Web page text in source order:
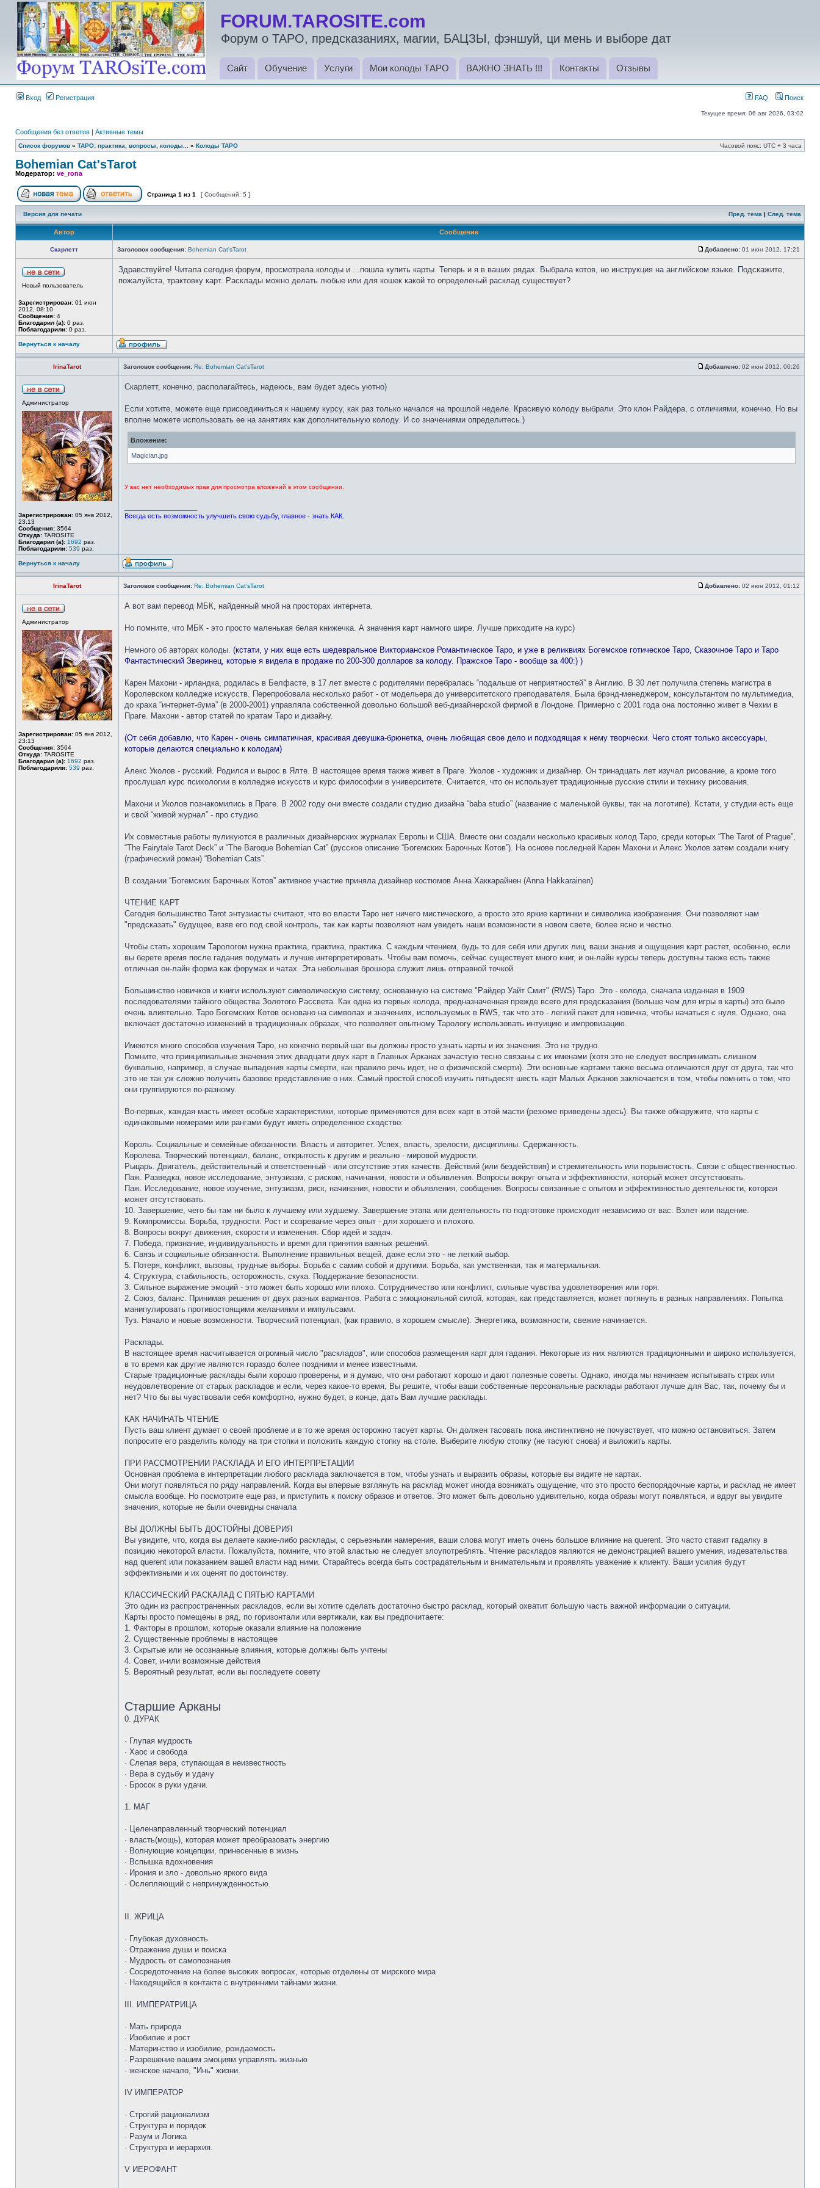
FORUM.TAROSITE.com
Форум о ТАРО, предсказаниях, магии, БАЦЗЫ, фэншуй, ци мень и выборе дат
Сайт Обучение Услуги Мои колоды ТАРО ВАЖНО ЗНАТЬ !!! Контакты Отзывы
Вход Регистрация FAQ Поиск
Текущее время: 06 авг 2026, 03:02
Сообщения без ответов | Активные темы
Список форумов » ТАРО: практика, вопросы, колоды... » Колоды ТАРО Часовой пояс: UTC + 3 часа
Bohemian Cat'sTarot
Модератор: ve_rona
Страница 1 из 1 [ Сообщений: 5 ]
Версия для печати Пред. тема | След. тема
Автор Сообщение
Скарлетт Заголовок сообщения: Bohemian Cat'sTarot Добавлено: 01 июн 2012, 17:21
Новый пользователь
Зарегистрирован: 01 июн
2012, 08:10
Сообщения: 4
Благодарил (а): 0 раз.
Поблагодарили: 0 раз.
Здравствуйте! Читала сегодня форум, просмотрела колоды и....пошла купить карты. Теперь и я в ваших рядах. Выбрала котов, но инструкция на английском языке. Подскажите,
пожалуйста, трактовку карт. Расклады можно делать любые или для кошек какой то определеный расклад существует?
Вернуться к началу
IrinaTarot Заголовок сообщения: Re: Bohemian Cat'sTarot Добавлено: 02 июн 2012, 00:26
Администратор
Зарегистрирован: 05 янв 2012,
23:13
Сообщения: 3564
Откуда: TAROSITE
Благодарил (а): 1692 раз.
Поблагодарили: 539 раз.
Скарлетт, конечно, располагайтесь, надеюсь, вам будет здесь уютно)
Если хотите, можете еще присоединиться к нашему курсу, как раз только начался на прошлой неделе. Красивую колоду выбрали. Это клон Райдера, с отличиями, конечно. Но вы
вполне можете использовать ее на занятиях как дополнительную колоду. И со значениями определитесь.)
Вложение:
Magician.jpg
У вас нет необходимых прав для просмотра вложений в этом сообщении.
Всегда есть возможность улучшить свою судьбу, главное - знать КАК.
Вернуться к началу
IrinaTarot Заголовок сообщения: Re: Bohemian Cat'sTarot Добавлено: 02 июн 2012, 01:12
Администратор
Зарегистрирован: 05 янв 2012,
23:13
Сообщения: 3564
Откуда: TAROSITE
Благодарил (а): 1692 раз.
Поблагодарили: 539 раз.
А вот вам перевод МБК, найденный мной на просторах интернета.
Но помните, что МБК - это просто маленькая белая книжечка. А значения карт намного шире. Лучше приходите на курс)
Немного об авторах колоды. (кстати, у них еще есть шедевральное Викторианское Романтическое Таро, и уже в реликвиях Богемское готическое Таро, Сказочное Таро и Таро
Фантастический Зверинец, которые я видела в продаже по 200-300 долларов за колоду. Пражское Таро - вообще за 400:) )
Карен Махони - ирландка, родилась в Белфасте, в 17 лет вместе с родителями перебралась “подальше от неприятностей” в Англию. В 30 лет получила степень магистра в
Королевском колледже искусств. Перепробовала несколько работ - от модельера до университетского преподавателя. Была брэнд-менеджером, консультантом по мультимедиа,
до краха “интернет-бума” (в 2000-2001) управляла собственной довольно большой веб-дизайнерской фирмой в Лондоне. Примерно с 2001 года она постоянно живет в Чехии в
Праге. Махони - автор статей по кратам Таро и дизайну.
(От себя добавлю, что Карен - очень симпатичная, красивая девушка-брюнетка, очень любящая свое дело и подходящая к нему творчески. Чего стоят только аксессуары,
которые делаются специально к колодам)
Алекс Уколов - русский. Родился и вырос в Ялте. В настоящее время также живет в Праге. Уколов - художник и дизайнер. Он тринадцать лет изучал рисование, а кроме того
прослушал курс психологии в колледже искусств и курс философии в университете. Считается, что он использует традиционные русские стили и технику рисования.
Махони и Уколов познакомились в Праге. В 2002 году они вместе создали студию дизайна “baba studio” (название с маленькой буквы, так на логотипе). Кстати, у студии есть еще
и свой “живой журнал” - про студию.
Их совместные работы пуликуются в различных дизайнерских журналах Европы и США. Вместе они создали несколько красивых колод Таро, среди которых “The Tarot of Prague”,
“The Fairytale Tarot Deck” и “The Baroque Bohemian Cat” (русское описание “Богемских Барочных Котов”). На основе последней Карен Махони и Алекс Уколов затем создали книгу
(графический роман) “Bohemian Cats”.
В создании “Богемских Барочных Котов” активное участие приняла дизайнер костюмов Анна Хаккарайнен (Anna Hakkarainen).
ЧТЕНИЕ КАРТ
Сегодня большинство Tarot энтузиасты считают, что во власти Таро нет ничего мистического, а просто это яркие картинки и символика изображения. Они позволяют нам
"предсказать" будущее, взяв его под свой контроль, так как карты позволяют нам увидеть наши возможности в новом свете, более ясно и честно.
Чтобы стать хорошим Тарологом нужна практика, практика, практика. С каждым чтением, будь то для себя или других лиц, ваши знания и ощущения карт растет, особенно, если
вы берете время после гадания подумать и лучше интерпретировать. Чтобы вам помочь, сейчас существует много книг, и он-лайн курсы теперь доступны также есть также
отличная он-лайн форма как форумах и чатах. Эта небольшая брошюра служит лишь отправной точкой.
Большинство новичков и книги используют символическую систему, основанную на системе "Райдер Уайт Смит" (RWS) Таро. Это - колода, сначала изданная в 1909
последователями тайного общества Золотого Рассвета. Как одна из первых колода, предназначенная прежде всего для предсказания (больше чем для игры в карты) это было
очень влиятельно. Таро Богемских Котов основано на символах и значениях, используемых в RWS, так что это - легкий пакет для новичка, чтобы начаться с нуля. Однако, она
включает достаточно изменений в традиционных образах, что позволяет опытному Тарологу использовать интуицию и импровизацию.
Имеются много способов изучения Таро, но конечно первый шаг вы должны просто узнать карты и их значения. Это не трудно.
Помните, что принципиальные значения этих двадцати двух карт в Главных Арканах зачастую тесно связаны с их именами (хотя это не следует воспринимать слишком
буквально, например, в случае выпадения карты смерти, как правило речь идет, не о физической смерти). Эти основные картами также весьма отличаются друг от друга, так что
это не так уж сложно получить базовое представление о них. Самый простой способ изучить пятьдесят шесть карт Малых Арканов заключается в том, чтобы помнить о том, что
они группируются по-разному.
Во-первых, каждая масть имеет особые характеристики, которые применяются для всех карт в этой масти (резюме приведены здесь). Вы также обнаружите, что карты с
одинаковыми номерами или рангами будут иметь определенное сходство:
Король. Социальные и семейные обязанности. Власть и авторитет. Успех, власть, зрелости, дисциплины. Сдержанность.
Королева. Творческий потенциал, баланс, открытость к другим и реально - мировой мудрости.
Рыцарь. Двигатель, действительный и ответственный - или отсутствие этих качеств. Действий (или бездействия) и стремительность или порывистость. Связи с общественностью.
Паж. Разведка, новое исследование, энтузиазм, с риском, начинания, новости и объявления. Вопросы вокруг опыта и эффективности, который может отсутствовать.
Паж. Исследование, новое изучение, энтузиазм, риск, начинания, новости и объявления, сообщения. Вопросы связанные с опытом и эффективностью деятельности, которая
может отсутствовать.
10. Завершение, чего бы там ни было к лучшему или худшему. Завершение этапа или деятельность по подготовке происходит независимо от вас. Взлет или падение.
9. Компромиссы. Борьба, трудности. Рост и созревание через опыт - для хорошего и плохого.
8. Вопросы вокруг движения, скорости и изменения. Сбор идей и задач.
7. Победа, признание, индивидуальность и время для принятия важных решений.
6. Связь и социальные обязанности. Выполнение правильных вещей, даже если это - не легкий выбор.
5. Потеря, конфликт, вызовы, трудные выборы. Борьба с самим собой и другими. Борьба, как умственная, так и материальная.
4. Структура, стабильность, осторожность, скука. Поддержание безопасности.
3. Сильное выражение эмоций - это может быть хорошо или плохо. Сотрудничество или конфликт, сильные чувства удовлетворения или горя.
2. Союз, баланс. Принимая решения от двух разных вариантов. Работа с эмоциональной силой, которая, как представляется, может потянуть в разных направлениях. Попытка
манипулировать противостоящими желаниями и импульсами.
Туз. Начало и новые возможности. Творческий потенциал, (как правило, в хорошем смысле). Энергетика, возможности, свежие начинается.
Расклады.
В настоящее время насчитывается огромный число "раскладов", или способов размещения карт для гадания. Некоторые из них являются традиционными и широко используется,
в то время как другие являются гораздо более поздними и менее известными.
Старые традиционные расклады были хорошо проверены, и я думаю, что они работают хорошо и дают полезные советы. Однако, иногда мы начинаем испытывать страх или
неудовлетворение от старых раскладов и если, через какое-то время, Вы решите, чтобы ваши собственные персональные расклады работают лучше для Вас, так, почему бы и
нет? Что бы вы чувствовали себя комфортно, нужно будет, в конце, дать Вам лучшие расклады.
КАК НАЧИНАТЬ ЧТЕНИЕ
Пусть ваш клиент думает о своей проблеме и в то же время осторожно тасует карты. Он должен тасовать пока инстинктивно не почувствует, что можно остановиться. Затем
попросите его разделить колоду на три стопки и положить каждую стопку на столе. Выберите любую стопку (не тасуют снова) и выложить карты.
ПРИ РАССМОТРЕНИИ РАСКЛАДА И ЕГО ИНТЕРПРЕТАЦИИ
Основная проблема в интерпретации любого расклада заключается в том, чтобы узнать и выразить образы, которые вы видите не картах.
Они могут появляться по ряду направлений. Когда вы впервые взглянуть на расклад может иногда возникать ощущение, что это просто беспорядочные карты, и расклад не имеет
смысла вообще. Но посмотрите еще раз, и приступить к поиску образов и ответов. Это может быть довольно удивительно, когда образы могут появляться, и вдруг вы увидите
значения, которые не были очевидны сначала
ВЫ ДОЛЖНЫ БЫТЬ ДОСТОЙНЫ ДОВЕРИЯ
Вы увидите, что, когда вы делаете какие-либо расклады, с серьезными намерения, ваши слова могут иметь очень большое влияние на querent. Это часто ставит гадалку в
позицию некоторой власти. Пожалуйста, помните, что этой властью не следует злоупотреблять. Чтение раскладов являются не демонстрацией вашего умения, издевательства
над querent или показанием вашей власти над ними. Старайтесь всегда быть сострадательным и внимательным и проявлять уважение к клиенту. Ваши усилия будут
эффективными и их оценят по достоинству.
КЛАССИЧЕСКИЙ РАСКАЛАД С ПЯТЬЮ КАРТАМИ
Это один из распространенных раскладов, если вы хотите сделать достаточно быстро расклад, который охватит большую часть важной информации о ситуации.
Карты просто помещены в ряд, по горизонтали или вертикали, как вы предпочитаете:
1. Факторы в прошлом, которые оказали влияние на положение
2. Существенные проблемы в настоящее
3. Скрытые или не осознанные влияния, которые должны быть учтены
4. Совет, и-или возможные действия
5. Вероятный результат, если вы последуете совету
Старшие Арканы
0. ДУРАК
· Глупая мудрость
· Хаос и свобода
· Слепая вера, ступающая в неизвестность
· Вера в судьбу и удачу
· Бросок в руки удачи.
1. МАГ
· Целенаправленный творческий потенциал
· власть(мощь), которая может преобразовать энергию
· Волнующие концепции, принесенные в жизнь
· Вспышка вдохновения
· Ирония и зло - довольно яркого вида
· Ослепляющий с непринужденностью.
II. ЖРИЦА
· Глубокая духовность
· Отражение души и поиска
· Мудрость от самопознания
· Сосредоточение на более высоких вопросах, которые отделены от мирского мира
· Находящийся в контакте с внутренними тайнами жизни.
III. ИМПЕРАТРИЦА
· Мать природа
· Изобилие и рост
· Материнство и изобилие, рождаемость
· Разрешение вашим эмоциям управлять жизнью
· женское начало, "Инь" жизни.
IV ИМПЕРАТОР
· Строгий рационализм
· Структура и порядок
· Разум и Логика
· Структура и иерархия.
V ИЕРОФАНТ